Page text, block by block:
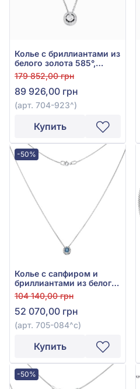
Колье с бриллиантами из
белого золота 585°,
Бриллиант 0,2ct, арт.
704-923
179 852,00 грн
89 926,00 грн
(арт. 704-923^)
Купить
-50%
Колье с сапфиром и
бриллиантами из белого
золота 585°, арт. 705-
084^c
104 140,00 грн
52 070,00 грн
(арт. 705-084^c)
Купить
-50%